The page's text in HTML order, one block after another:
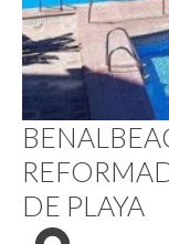
DE PLAYA